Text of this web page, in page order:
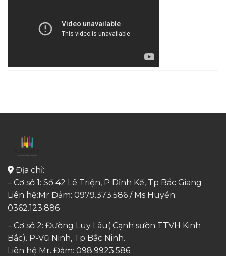
Địa chỉ:
– Cơ sở 1: Số 42 Lê Triện, P Dĩnh Kế, Tp Bắc Giang
Liên hệ:Mr Đảm: 0979.373.586 / Ms Huyền:
0362.123.886
– Cơ sở 2: Đường Luy Lâu( Cạnh sườn TTVH Kinh
Bắc). P-Vũ Ninh, Tp Bắc Ninh.
Liên hệ Mr. Đảm: 098.9923.586